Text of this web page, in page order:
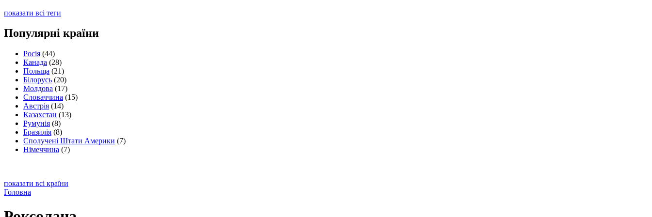
показати всі теги
Популярні країни
Росія (44)
Канада (28)
Польща (21)
Білорусь (20)
Молдова (17)
Словаччина (15)
Австрія (14)
Казахстан (13)
Румунія (8)
Бразилія (8)
Сполучені Штати Америки (7)
Німеччина (7)
показати всі країни
Головна